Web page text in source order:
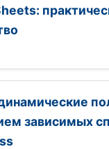
зависимых